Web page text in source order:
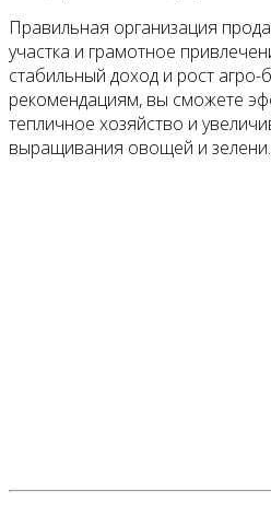
Правильная организация
участка и грамотное
стабильный доход и рост агро-
рекомендациям, вы сможете
тепличное хозяйство и
выращивания овощей и зелени.